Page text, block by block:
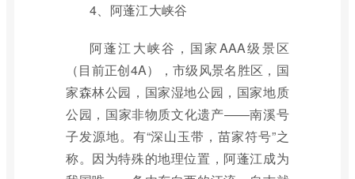
4、阿蓬江大峡谷
阿蓬江大峡谷，国家AAA级景区
（目前正创4A），市级风景名胜区，国
家森林公园，国家湿地公园，国家地质
公园，国家非物质文化遗产——南溪号
子发源地。有“深山玉带，苗家符号”之
称。因为特殊的地理位置，阿蓬江成为